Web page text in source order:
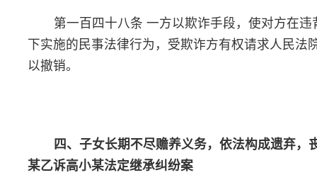
（三）遗弃被继承人，或者虐待被继承人情节严重；
（四）伪造、篡改、隐匿或者销毁遗嘱，情节严重；
示宽恕或者事后在遗嘱中将其列为继承人的，该继承人不丧失继承
权。